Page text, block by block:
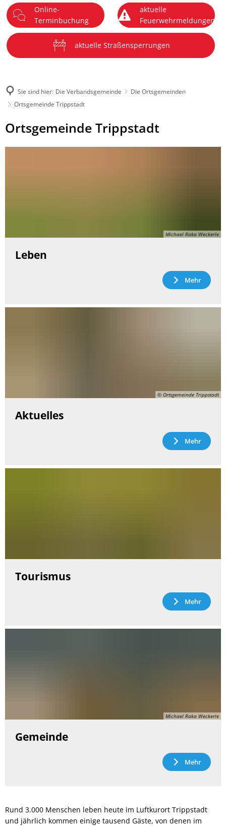
Menü
Online-
Terminbuchung
aktuelle
Feuerwehrmeldungen
aktuelle Straßensperrungen
Sie sind hier: Die Verbandsgemeinde
Die Ortsgemeinden
Ortsgemeinde Trippstadt
Ortsgemeinde
Trippstadt
Ortsgemeinde Trippstadt
Michael Raka Weckerle
Leben
Mehr
© Ortsgemeinde Trippstadt
Aktuelles
Mehr
Tourismus
Mehr
Michael Raka Weckerle
Gemeinde
Mehr
Rund 3.000 Menschen leben heute im Luftkurort Trippstadt
und jährlich kommen einige tausend Gäste, von denen im